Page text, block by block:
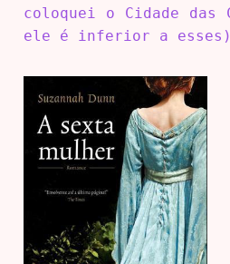
coloquei o Cidade das
ele é inferior a